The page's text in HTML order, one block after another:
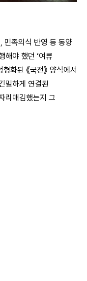
민족의식 반영 등 동양
해야 했던 ‘여류
화된 《국전》 양식에서
밀하게 연결된
리매김했는지 그